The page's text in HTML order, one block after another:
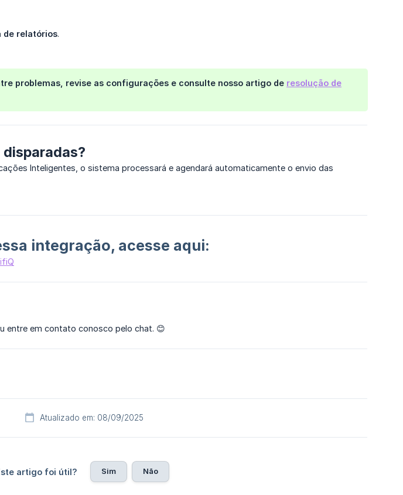
de relatórios.
problemas, revise as configurações e consulte nosso artigo de resolução de
Inteligentes, o sistema processará e agendará automaticamente o envio das
integração, acesse aqui:
entre em contato conosco pelo chat. 😊
Atualizado em: 08/09/2025
artigo foi útil? Sim Não